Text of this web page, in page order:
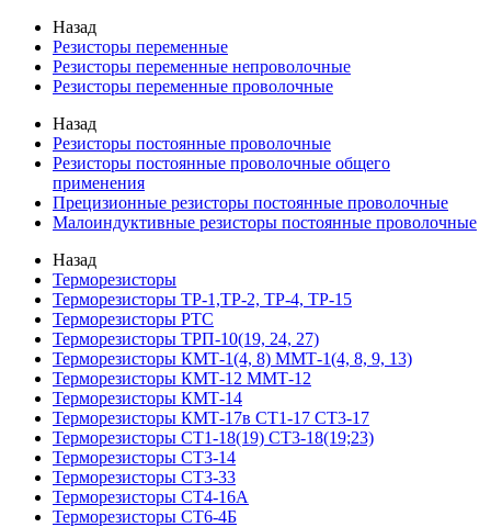
Назад
Резисторы переменные
Резисторы переменные непроволочные
Резисторы переменные проволочные
Назад
Резисторы постоянные проволочные
Резисторы постоянные проволочные общего
применения
Прецизионные резисторы постоянные проволочные
Малоиндуктивные резисторы постоянные проволочные
Назад
Терморезисторы
Терморезисторы ТР-1,ТР-2, ТР-4, ТР-15
Терморезисторы РТС
Терморезисторы ТРП-10(19, 24, 27)
Терморезисторы КМТ-1(4, 8) ММТ-1(4, 8, 9, 13)
Терморезисторы КМТ-12 ММТ-12
Терморезисторы КМТ-14
Терморезисторы КМТ-17в СТ1-17 СТ3-17
Терморезисторы СТ1-18(19) СТ3-18(19;23)
Терморезисторы СТ3-14
Терморезисторы СТ3-33
Терморезисторы СТ4-16А
Терморезисторы СТ6-4Б